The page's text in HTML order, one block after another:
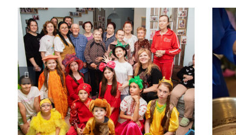
Волонтеры в Тёплом
Доме